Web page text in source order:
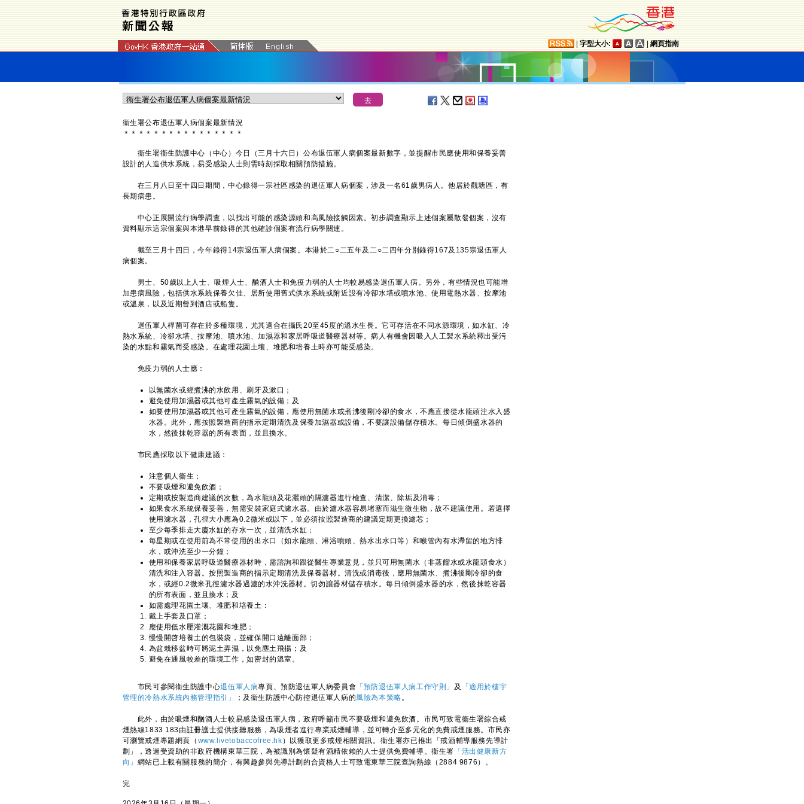
字型大小: 網頁指南
衞生署公布退伍軍人病個案最新情況
＊ ＊ ＊ ＊ ＊ ＊ ＊ ＊ ＊ ＊ ＊ ＊ ＊ ＊ ＊ ＊
衞生署衞生防護中心（中心）今日（三月十六日）公布退伍軍人病個案最新數字，並提醒市民應使用和保養妥善
設計的人造供水系統，易受感染人士則需時刻採取相關預防措施。
在三月八日至十四日期間，中心錄得一宗社區感染的退伍軍人病個案，涉及一名61歲男病人。他居於觀塘區，有
長期病患。
中心正展開流行病學調查，以找出可能的感染源頭和高風險接觸因素。初步調查顯示上述個案屬散發個案，沒有
資料顯示這宗個案與本港早前錄得的其他確診個案有流行病學關連。
截至三月十四日，今年錄得14宗退伍軍人病個案。本港於二○二五年及二○二四年分別錄得167及135宗退伍軍人
病個案。
男士、50歲以上人士、吸煙人士、酗酒人士和免疫力弱的人士均較易感染退伍軍人病。另外，有些情況也可能增
加患病風險，包括供水系統保養欠佳、居所使用舊式供水系統或附近設有冷卻水塔或噴水池、使用電熱水器、按摩池
或溫泉，以及近期曾到酒店或船隻。
退伍軍人桿菌可存在於多種環境，尤其適合在攝氏20至45度的溫水生長。它可存活在不同水源環境，如水缸、冷
熱水系統、冷卻水塔、按摩池、噴水池、加濕器和家居呼吸道醫療器材等。病人有機會因吸入人工製水系統釋出受污
染的水點和霧氣而受感染。在處理花園土壤、堆肥和培養土時亦可能受感染。
免疫力弱的人士應：
以無菌水或經煮沸的水飲用、刷牙及漱口；
避免使用加濕器或其他可產生霧氣的設備；及
如要使用加濕器或其他可產生霧氣的設備，應使用無菌水或煮沸後剛冷卻的食水，不應直接從水龍頭注水入盛
水器。此外，應按照製造商的指示定期清洗及保養加濕器或設備，不要讓設備儲存積水。每日傾倒盛水器的
水，然後抹乾容器的所有表面，並且換水。
​市民應採取以下健康建議：
注意個人衞生；
不要吸煙和避免飲酒；
定期或按製造商建議的次數，為水龍頭及花灑頭的隔濾器進行檢查、清潔、除垢及消毒；
如果食水系統保養妥善，無需安裝家庭式濾水器。由於濾水器容易堵塞而滋生微生物，故不建議使用。若選擇
使用濾水器，孔徑大小應為0.2微米或以下，並必須按照製造商的建議定期更換濾芯；
至少每季排走大廈水缸的存水一次，並清洗水缸；
每星期或在使用前為不常使用的出水口（如水龍頭、淋浴噴頭、熱水出水口等）和喉管內有水滯留的地方排
水，或沖洗至少一分鐘；
使用和保養家居呼吸道醫療器材時，需諮詢和跟從醫生專業意見，並只可用無菌水（非蒸餾水或水龍頭食水）
清洗和注入容器。按照製造商的指示定期清洗及保養器材。清洗或消毒後，應用無菌水、煮沸後剛冷卻的食
水，或經0.2微米孔徑濾水器過濾的水沖洗器材。切勿讓器材儲存積水。每日傾倒盛水器的水，然後抹乾容器
的所有表面，並且換水；及
如需處理花園土壤、堆肥和培養土：
戴上手套及口罩；
應使用低水壓灌溉花園和堆肥；
慢慢開啓培養土的包裝袋，並確保開口遠離面部；
為盆栽移盆時可將泥土弄濕，以免塵土飛揚；及
避免在通風較差的環境工作，如密封的溫室。
市民可參閱衞生防護中心退伍軍人病專頁、預防退伍軍人病委員會 「預防退伍軍人病工作守則」 及
「適用於樓宇
管理的冷熱水系統內務管理指引」
；及衞生防護中心防控退伍軍人病的風險為本策略。
此外，由於吸煙和酗酒人士較易感染退伍軍人病，政府呼籲市民不要吸煙和避免飲酒。市民可致電衞生署綜合戒
煙熱線1833 183由註冊護士提供接聽服務，為吸煙者進行專業戒煙輔導，並可轉介至多元化的免費戒煙服務。市民亦
可瀏覽戒煙專題網頁（ www.livetobaccofree.hk ）以獲取更多戒煙相關資訊。衞生署亦已推出「戒酒輔導服務先導計
劃」，透過受資助的非政府機構東華三院，為被識別為懷疑有酒精依賴的人士提供免費輔導。衞生署 「活出健康新方
向」 網站已上載有關服務的簡介，有興趣參與先導計劃的合資格人士可致電東華三院查詢熱線（2884 9876）。
完